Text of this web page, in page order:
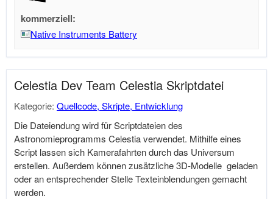
kommerziell:
Native Instruments Battery
Celestia Dev Team Celestia Skriptdatei
Kategorie: Quellcode, Skripte, Entwicklung
Die Dateiendung wird für Scriptdateien des
Astronomieprogramms Celestia verwendet. Mithilfe eines
Script lassen sich Kamerafahrten durch das Universum
erstellen. Außerdem können zusätzliche 3D-Modelle geladen
oder an entsprechender Stelle Texteinblendungen gemacht
werden.